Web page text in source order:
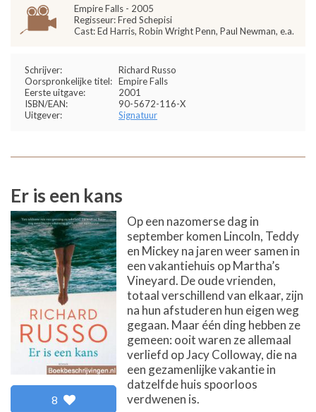
Empire Falls - 2005
Regisseur: Fred Schepisi
Cast: Ed Harris, Robin Wright Penn, Paul Newman, e.a.
Schrijver:
Richard Russo
Oorspronkelijke titel: Empire Falls
Eerste uitgave:
2001
ISBN/EAN:
90-5672-116-X
Uitgever:
Signatuur
Er is een kans
8
Op een nazomerse dag in
september komen Lincoln, Teddy
en Mickey na jaren weer samen in
een vakantiehuis op Martha’s
Vineyard. De oude vrienden,
totaal verschillend van elkaar, zijn
na hun afstuderen hun eigen weg
gegaan. Maar één ding hebben ze
gemeen: ooit waren ze allemaal
verliefd op Jacy Colloway, die na
een gezamenlijke vakantie in
datzelfde huis spoorloos
verdwenen is.